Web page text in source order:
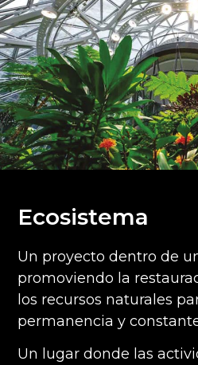
Ecosistema
Un proyecto dentro de
promoviendo la
los recursos naturales
permanencia y
Un lugar donde las